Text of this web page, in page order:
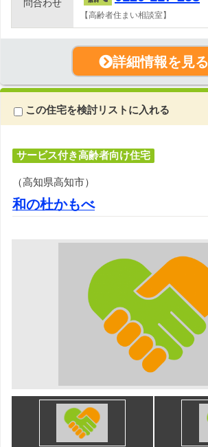
問合わせ
【高齢者住まい相談室】
詳細情報を見る
この住宅を検討リストに入れる
サービス付き高齢者向け住宅
（高知県高知市）
和の杜かもべ